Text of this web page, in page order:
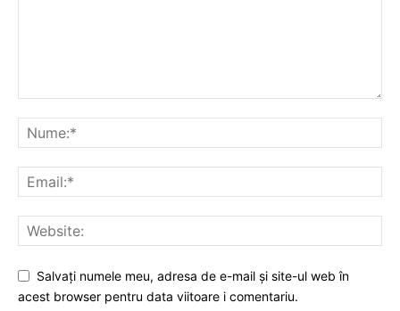
Salvați numele meu, adresa de e-mail și site-ul web în
acest browser pentru data viitoare i comentariu.